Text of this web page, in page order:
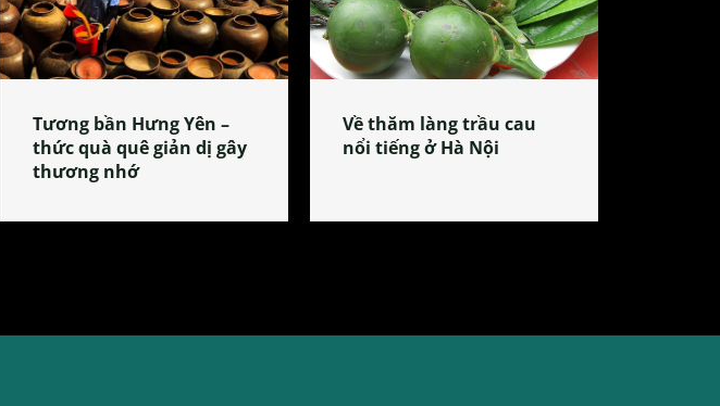
Tương bần Hưng Yên –
thức quà quê giản dị gây
thương nhớ
Về thăm làng trầu cau
nổi tiếng ở Hà Nội